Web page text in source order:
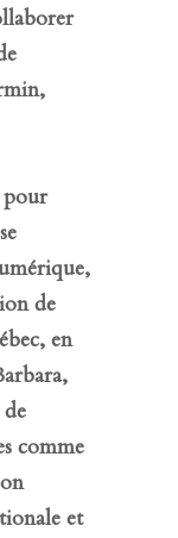
pour
de
en
comme
et